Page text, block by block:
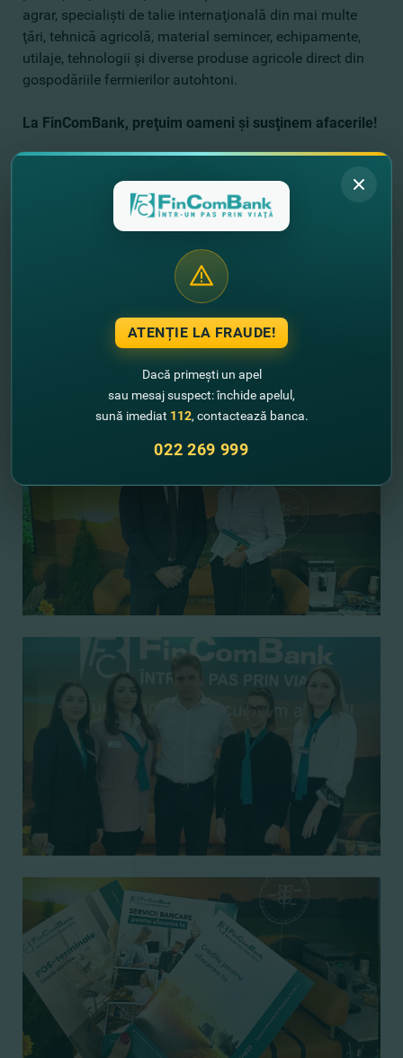
agrar, specialişti de talie internaţională din mai multe
ţări, tehnică agricolă, material semincer, echipamente,
utilaje, tehnologii şi diverse produse agricole direct din
gospodăriile fermierilor autohtoni.
La FinComBank, preţuim oameni şi susţinem afacerile!
ATENȚIE LA FRAUDE!
Dacă primești un apel
sau mesaj suspect: închide apelul,
sună imediat 112, contactează banca.
022 269 999